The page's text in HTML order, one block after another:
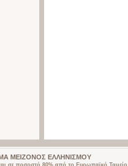
ΜΕΙΖΟΝΟΣ ΕΛΛΗΝΙΣΜΟΥ
σε ποσοστό 80% από το Ευρωπαϊκό